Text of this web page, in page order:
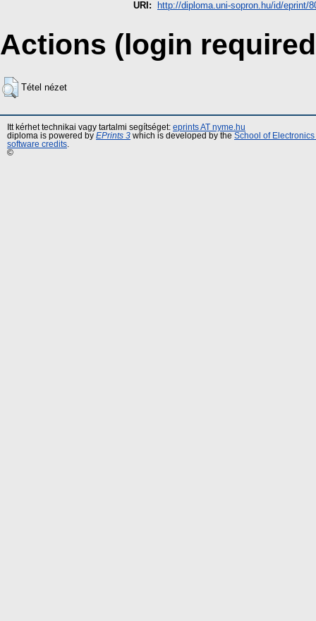
URI:
http://diploma.uni-sopron.hu/id/eprint/
Actions (login
Tétel nézet
Itt kérhet technikai vagy tartalmi segítséget: eprints AT nyme.hu
diploma is powered by EPrints 3 which is developed by the School of
software credits
©